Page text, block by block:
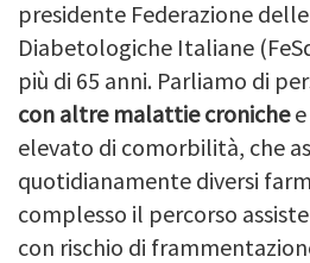
presidente Federazione
Diabetologiche Italiane
più di 65 anni. Parliamo di
con altre malattie cronichee
elevato di comorbilità, che
quotidianamente diversi
complesso il percorso
con rischio di